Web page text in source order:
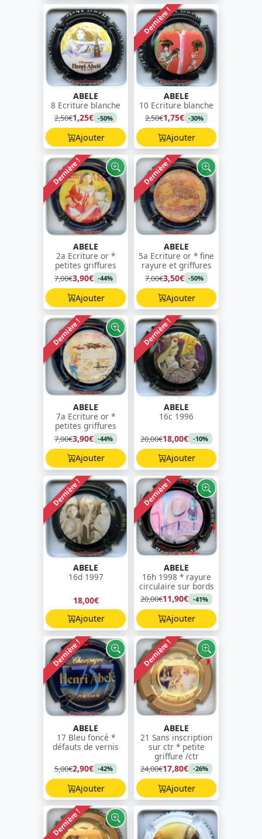
ABELE
8 Ecriture blanche
2,50€1,25€ -50%
Ajouter
Dernière !
ABELE
10 Ecriture blanche
2,50€1,75€ -30%
Ajouter
Dernière !
ABELE
2a Ecriture or *
petites griffures
7,00€3,90€ -44%
Ajouter
Dernière !
ABELE
5a Ecriture or * fine
rayure et griffures
7,00€3,50€ -50%
Ajouter
Dernière !
ABELE
7a Ecriture or *
petites griffures
7,00€3,90€ -44%
Ajouter
Dernière !
ABELE
16c 1996
20,00€18,00€ -10%
Ajouter
Dernière !
ABELE
16d 1997
18,00€
Ajouter
Dernière !
ABELE
16h 1998 * rayure
circulaire sur bords
20,00€11,90€ -41%
Ajouter
Dernière !
ABELE
17 Bleu foncé *
défauts de vernis
5,00€2,90€ -42%
Ajouter
Dernière !
ABELE
21 Sans inscription
sur ctr * petite
griffure /ctr
24,00€17,80€ -26%
Ajouter
Dernière !